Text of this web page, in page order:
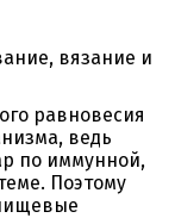
вязание и
равновесия
ведь
по иммунной,
Поэтому